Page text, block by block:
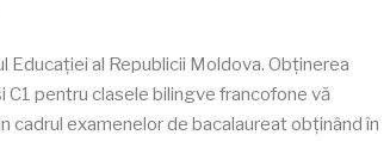
al Republicii Moldova. Obținerea
pentru clasele bilingve francofone vă
examenelor de bacalaureat obținând în